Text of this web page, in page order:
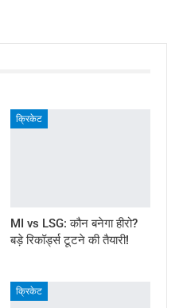
क्रिकेट
MI vs LSG: कौन बनेगा हीरो?
बड़े रिकॉर्ड्स टूटने की तैयारी!
क्रिकेट